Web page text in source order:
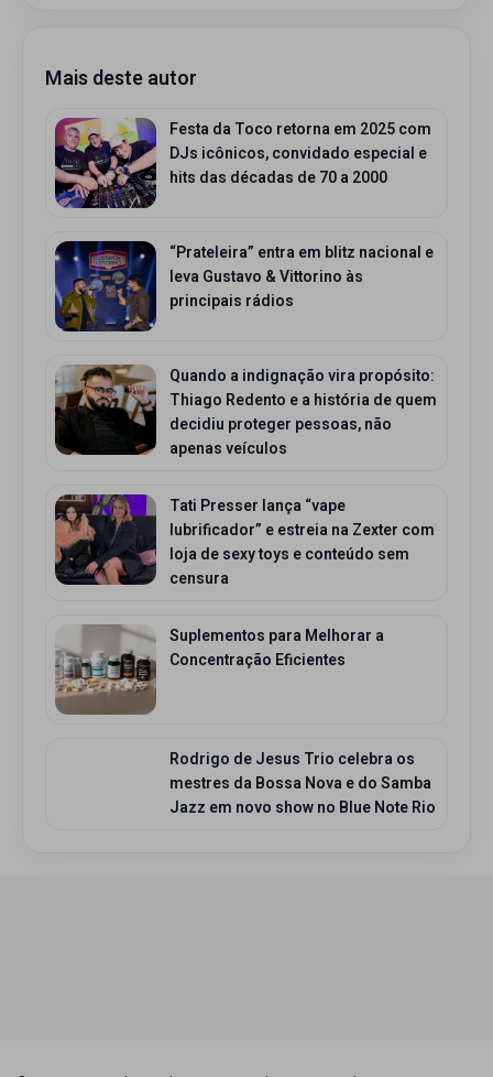
Mais deste autor
Festa da Toco retorna em 2025 com
DJs icônicos, convidado especial e
hits das décadas de 70 a 2000
“Prateleira” entra em blitz nacional e
leva Gustavo & Vittorino às
principais rádios
Quando a indignação vira propósito:
Thiago Redento e a história de quem
decidiu proteger pessoas, não
apenas veículos
Tati Presser lança “vape
lubrificador” e estreia na Zexter com
loja de sexy toys e conteúdo sem
censura
Suplementos para Melhorar a
Concentração Eficientes
Rodrigo de Jesus Trio celebra os
mestres da Bossa Nova e do Samba
Jazz em novo show no Blue Note Rio